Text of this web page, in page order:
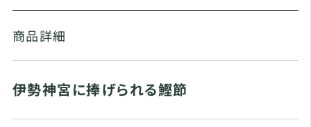
商品詳細
伊勢神宮に捧げられる鰹節